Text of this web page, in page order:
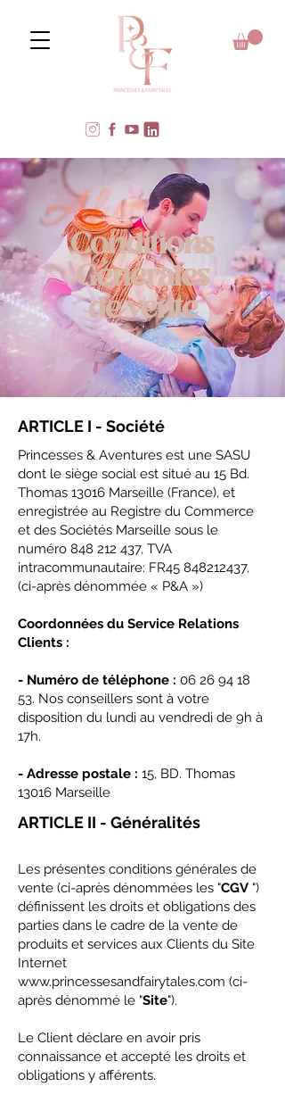
Conditions
Générales
de vente
ARTICLE I - Société
Princesses & Aventures est une SASU
dont le siège social est situé au 15 Bd.
Thomas 13016 Marseille (France), et
enregistrée au Registre du Commerce
et des Sociétés Marseille sous le
numéro 848 212 437, TVA
intracommunautaire: FR45 848212437,
(ci-après dénommée « P&A »)
Coordonnées du Service Relations
Clients :
- Numéro de téléphone : 06 26 94 18
53. Nos conseillers sont à votre
disposition du lundi au vendredi de 9h à
17h.
- Adresse postale : 15, BD. Thomas
13016 Marseille
ARTICLE II - Généralités
Les présentes conditions générales de
vente (ci-après dénommées les "CGV ")
définissent les droits et obligations des
parties dans le cadre de la vente de
produits et services aux Clients du Site
Internet
www.princessesandfairytales.com (ci-
après dénommé le "Site").
Le Client déclare en avoir pris
connaissance et accepté les droits et
obligations y afférents.